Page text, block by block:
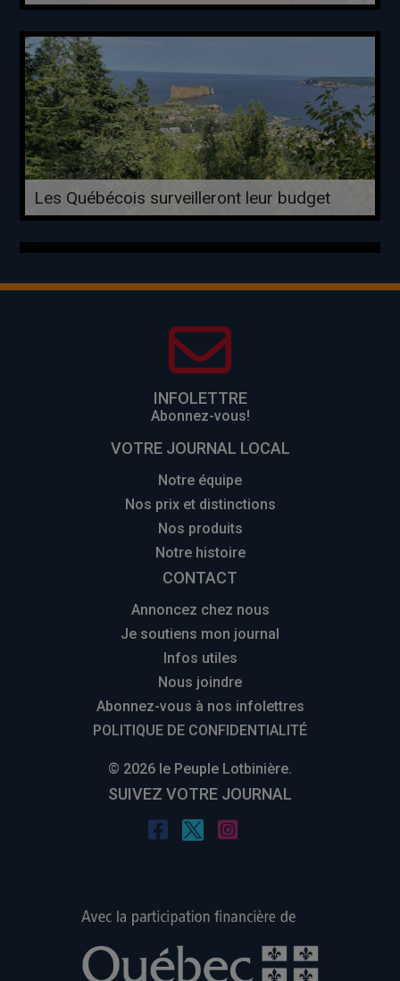
Les Québécois surveilleront leur budget
INFOLETTRE
Abonnez-vous!
VOTRE JOURNAL LOCAL
Notre équipe
Nos prix et distinctions
Nos produits
Notre histoire
CONTACT
Annoncez chez nous
Je soutiens mon journal
Infos utiles
Nous joindre
Abonnez-vous à nos infolettres
POLITIQUE DE CONFIDENTIALITÉ
© 2026 le Peuple Lotbinière.
SUIVEZ VOTRE JOURNAL